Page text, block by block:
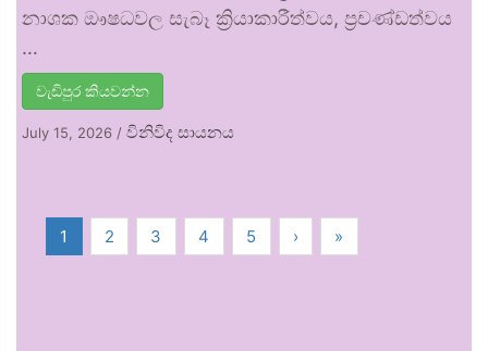
නාශක ඖෂධවල සැබෑ ක්‍රියාකාරීත්වය, ප්‍රචණ්ඩත්වය
…
වැඩිපුර කියවන්න
July 15, 2026 / විනිවිද සායනය
1 2 3 4 5 › »